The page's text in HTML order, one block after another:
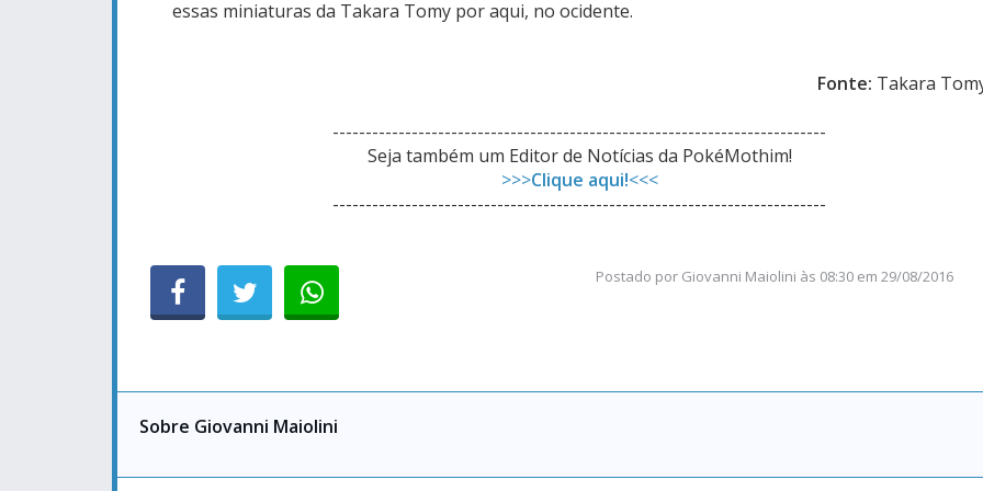
essas miniaturas da Takara Tomy por aqui, no ocidente.
Fonte: Takara
---------------------------------------------------------------------------
Seja também um Editor de Notícias da PokéMothim!
>>>Clique aqui!<<<
---------------------------------------------------------------------------
Postado por Giovanni Maiolini às 08:30 em 29/08/2016
Sobre Giovanni Maiolini